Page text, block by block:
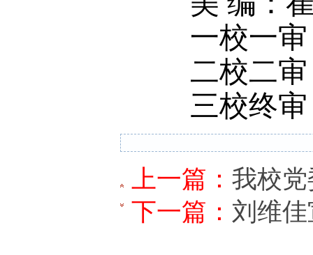
一校一
二校二
三校终
上一篇： 我校
下一篇： 刘维